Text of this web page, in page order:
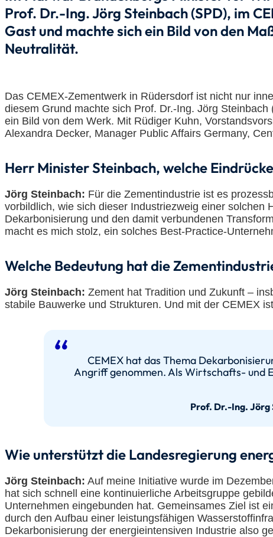
Prof. Dr.-Ing. Jörg Steinbach (SPD), im
Gast und machte sich ein Bild von den
Neutralität.
Das CEMEX-Zementwerk in Rüdersdorf ist nicht nur
diesem Grund machte sich Prof. Dr.-Ing. Jörg
ein Bild von dem Werk. Mit Rüdiger Kuhn,
Alexandra Decker, Manager Public Affairs Germany,
Herr Minister Steinbach, welche
Jörg Steinbach: Für die Zementindustrie ist es
vorbildlich, wie sich dieser Industriezweig einer solchen
Dekarbonisierung und den damit verbundenen
macht es mich stolz, ein solches Best-Practice-
Welche Bedeutung hat die
Jörg Steinbach: Zement hat Tradition und Zukunft –
stabile Bauwerke und Strukturen. Und mit der CEMEX
CEMEX hat das Thema
Angriff genommen. Als Wirtschafts- und
Prof. Dr.-Ing. Jörg
Wie unterstützt die Landesregierung
Jörg Steinbach: Auf meine Initiative wurde im
hat sich schnell eine kontinuierliche Arbeitsgruppe
Unternehmen eingebunden hat. Gemeinsames Ziel ist
durch den Aufbau einer leistungsfähigen
Dekarbonisierung der energieintensiven Industrie also